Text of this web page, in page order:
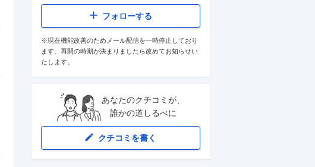
フォローする
※現在機能改善のためメール配信を一時停止しており
ます。再開の時期が決まりましたら改めてお知らせい
たします。
あなたのクチコミが、
誰かの道しるべに
クチコミを書く